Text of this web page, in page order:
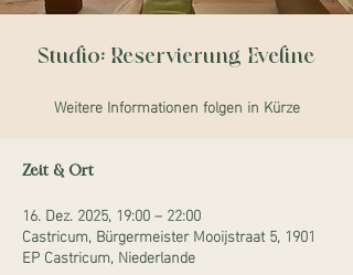
Studio: Reservierung Eveline
Weitere Informationen folgen in Kürze
Zeit & Ort
16. Dez. 2025, 19:00 – 22:00
Castricum, Bürgermeister Mooijstraat 5, 1901
EP Castricum, Niederlande